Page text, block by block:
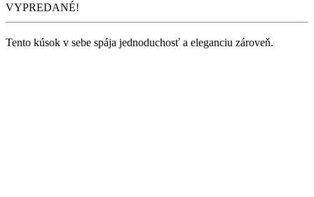
VYPREDANÉ!
Tento kúsok v sebe spája jednoduchosť a eleganciu zároveň.